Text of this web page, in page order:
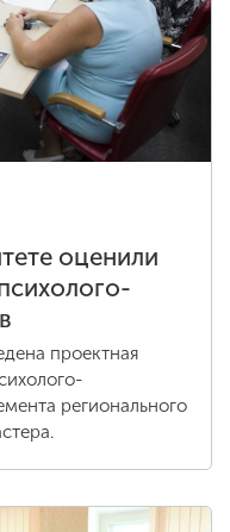
оценили
проектная
регионального